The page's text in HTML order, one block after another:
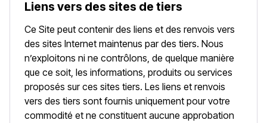
Liens vers des sites de tiers
Ce Site peut contenir des liens et des renvois vers
des sites Internet maintenus par des tiers. Nous
n’exploitons ni ne contrôlons, de quelque manière
que ce soit, les informations, produits ou services
proposés sur ces sites tiers. Les liens et renvois
vers des tiers sont fournis uniquement pour votre
commodité et ne constituent aucune approbation